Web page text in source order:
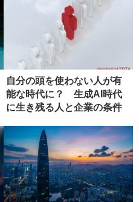
自分の頭を使わない人が有
能な時代に？ 生成AI時代
に生き残る人と企業の条件